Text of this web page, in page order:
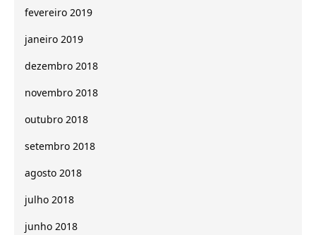
fevereiro 2019
janeiro 2019
dezembro 2018
novembro 2018
outubro 2018
setembro 2018
agosto 2018
julho 2018
junho 2018